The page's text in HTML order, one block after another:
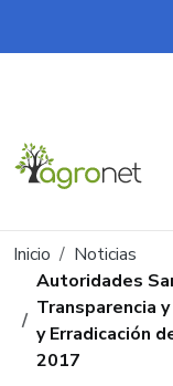
Pasar al contenido
Ruta de
Inicio
Noticias
Autoridades
Transparencia
y Erradicación
2017